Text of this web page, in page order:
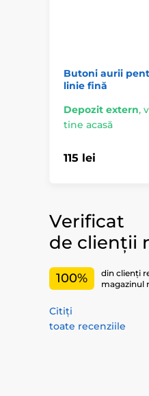
Butoni aurii
linie fină
Depozit extern,
tine acasă
115 lei
Verificat
de clienții
100%
din clienți
magazinul
Citiți
toate recenziile